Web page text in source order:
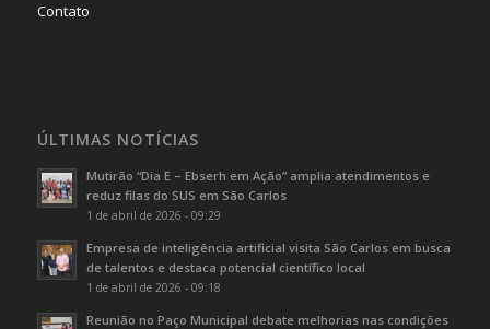
Contato
ÚLTIMAS NOTÍCIAS
Mutirão “Dia E – Ebserh em Ação” amplia atendimentos e
reduz filas do SUS em São Carlos
1 de abril de 2026 - 09:29
Empresa de inteligência artificial visita São Carlos em busca
de talentos e destaca potencial científico local
1 de abril de 2026 - 09:18
Reunião no Paço Municipal debate melhorias nas condições